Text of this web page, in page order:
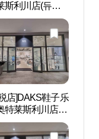
斯利川店(듀퐁
미엄아울렛 이
店]DAKS鞋子乐
特莱斯利川店
롯데프리미엄
천점)